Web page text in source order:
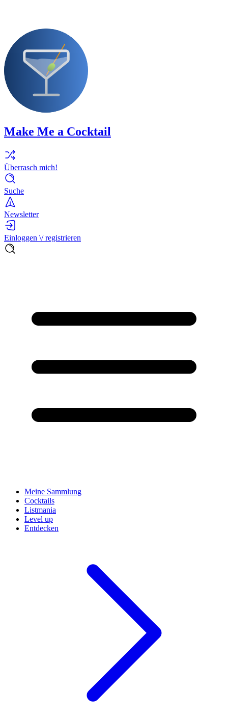
Make Me a Cocktail
Überrasch mich!
Suche
Newsletter
Einloggen \/ registrieren
Meine Sammlung
Cocktails
Listmania
Level up
Entdecken